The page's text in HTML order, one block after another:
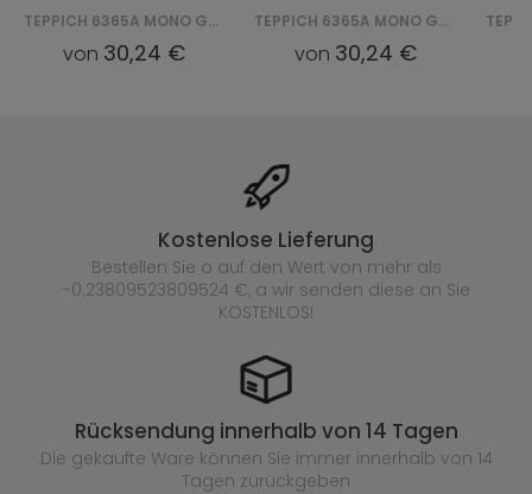
TEPPICH 6365A MONO GNH - ŻÓŁTY
von 30,24 €
TEPPICH 6365A MONO GNH - POMARAŃCZOWY
von 30,24 €
Kostenlose Lieferung
Bestellen Sie o auf den Wert von mehr als
-0.23809523809524 €, a wir senden diese an Sie
KOSTENLOS!
Rücksendung innerhalb von 14 Tagen
Die gekaufte Ware können Sie immer innerhalb von 14
Tagen zurückgeben